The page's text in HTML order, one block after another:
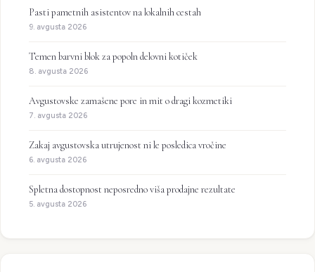
Pasti pametnih asistentov na lokalnih cestah
9. avgusta 2026
Temen barvni blok za popoln delovni kotiček
8. avgusta 2026
Avgustovske zamašene pore in mit o dragi kozmetiki
7. avgusta 2026
Zakaj avgustovska utrujenost ni le posledica vročine
6. avgusta 2026
Spletna dostopnost neposredno viša prodajne rezultate
5. avgusta 2026